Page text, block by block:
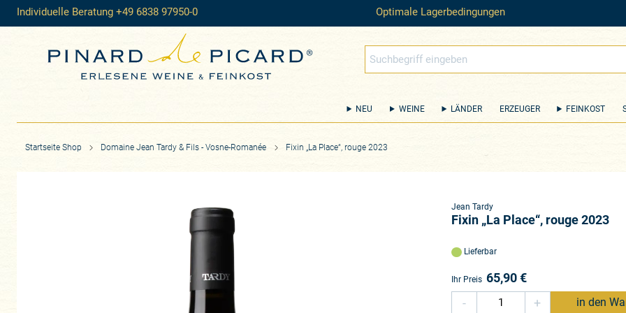
Individuelle Beratung +49 6838 97950-0 Optimale Lagerbedingungen
NEU WEINE LÄNDER ERZEUGER FEINKOST
Startseite Shop Domaine Jean Tardy & Fils - Vosne-Romanée Fixin „La Place“, rouge 2023
Jean Tardy
Fixin „La Place“, rouge 2023
Lieferbar
Ihr Preis 65,90€
-
+ in den